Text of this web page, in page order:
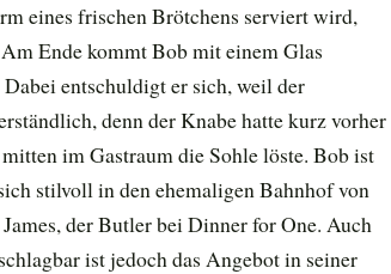
eines frischen Brötchens serviert wird,
Ende kommt Bob mit einem Glas
entschuldigt er sich, weil der
denn der Knabe hatte kurz vorher
im Gastraum die Sohle löste. Bob ist
stilvoll in den ehemaligen Bahnhof von
der Butler bei Dinner for One. Auch
ist jedoch das Angebot in seiner